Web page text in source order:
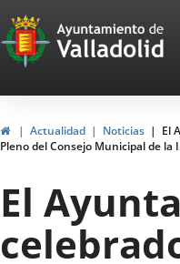
Portal
Web
del
de
Valladolid
HomeActualidad Noticias
El
Pleno del Consejo Municipal de la
El